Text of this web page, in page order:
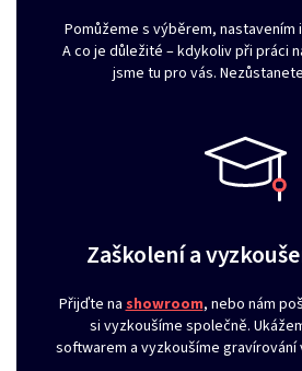
Pomůžeme s výběrem, nastavením
A co je důležité – kdykoliv při práci
jsme tu pro vás.
Zaškolení a
Přijďte nashowroom, nebo nám
si vyzkoušíme společně.
softwarem a vyzkoušíme gravírování